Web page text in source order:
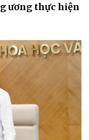
ương thực hiện